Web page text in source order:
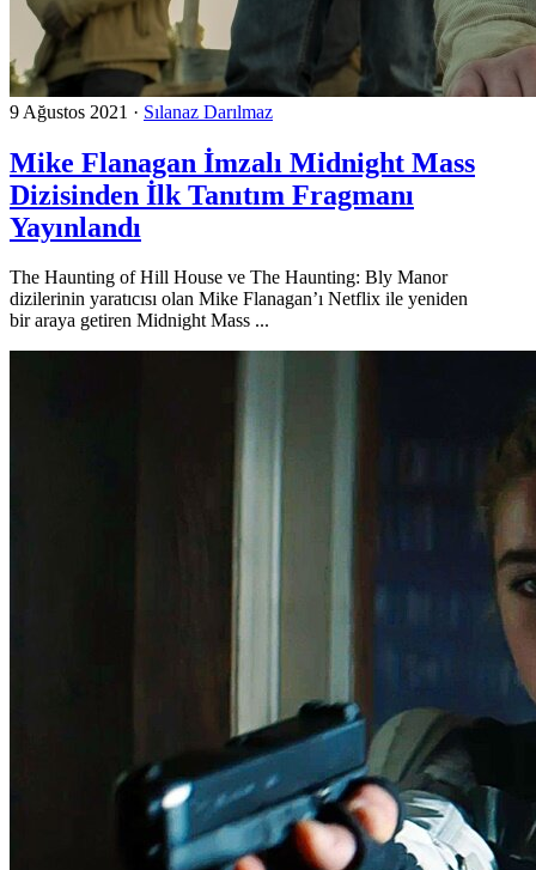
9 Ağustos 2021 · Sılanaz Darılmaz
Mike Flanagan İmzalı Midnight Mass
Dizisinden İlk Tanıtım Fragmanı
Yayınlandı
The Haunting of Hill House ve The Haunting: Bly Manor
dizilerinin yaratıcısı olan Mike Flanagan’ı Netflix ile yeniden
bir araya getiren Midnight Mass ...